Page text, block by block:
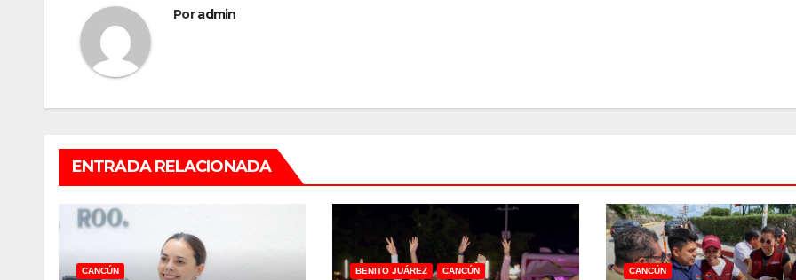
Poradmin
ENTRADA RELACIONADA
CANCÚN BENITO JUÁREZ CANCÚN CANCÚN